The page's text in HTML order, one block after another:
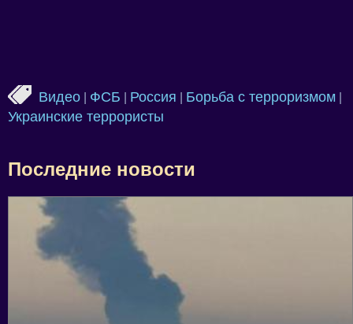
Видео ФСБ Россия Борьба с терроризмом
Украинские террористы
Последние новости